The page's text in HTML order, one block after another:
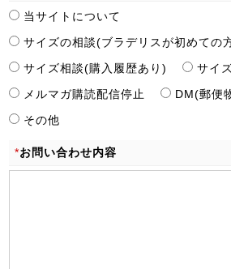
当サイトについて
サイズの相談(ブラデリスが初めての
サイズ相談(購入履歴あり)
サイ
メルマガ購読配信停止
DM(郵便
その他
*お問い合わせ内容